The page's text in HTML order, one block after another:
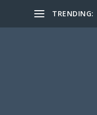
TRENDING: